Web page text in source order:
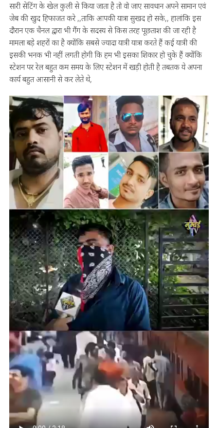
सारी सेटिंग के खेल कुली से किया जाता है तो वो जाए सावधान अपने सामान एवं
जेब की खुद हिफाजत करे ,,ताकि आपकी यात्रा सुखद हो सके,, हालांकि इस
दौरान एक चैनल द्वारा भी गैंग के सदस्य से किस तरह पूछताश की जा रही है
मामला बड़े शहरों का है क्योंकि सबसे ज्यादा यात्री यात्रा करते हैं कई यात्री की
इसकी भनक भी नहीं लगती होगी कि हम भी इसका शिकार हो चुके हैं क्योंकि
स्टेशन पर रेल बहुत कम समय के लिए स्टेशन में खड़ी होती है तबतक ये अपना
कार्य बहुत आसानी से कर लेते थे,